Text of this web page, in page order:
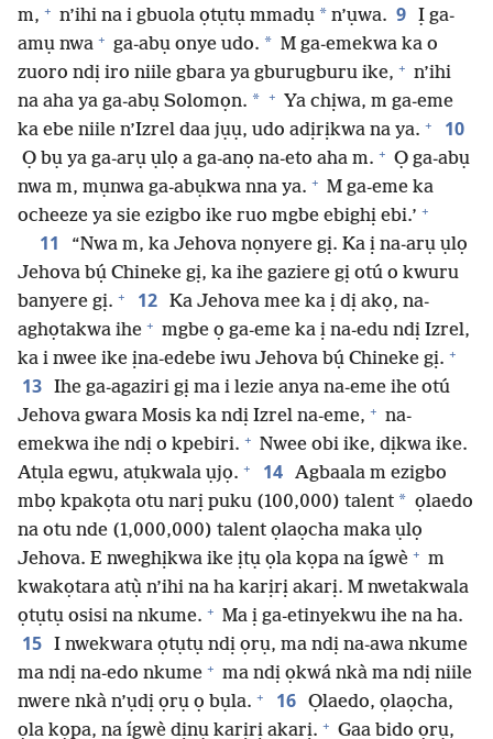
m, + n’ihi na i gbuola ọtụtụ mmadụ * n’ụwa. 9 Ị ga-
amụ nwa + ga-abụ onye udo. * M ga-emekwa ka o
zuoro ndị iro niile gbara ya gburugburu ike, + n’ihi
na aha ya ga-abụ Solomọn. * + Ya chịwa, m ga-eme
ka ebe niile n’Izrel daa jụụ, udo adịrịkwa na ya. + 10
Ọ bụ ya ga-arụ ụlọ a ga-anọ na-eto aha m. + Ọ ga-abụ
nwa m, mụnwa ga-abụkwa nna ya. + M ga-eme ka
ocheeze ya sie ezigbo ike ruo mgbe ebighị ebi.’ +
11
“Nwa m, ka Jehova nọnyere gị. Ka ị na-arụ ụlọ
Jehova bụ́ Chineke gị, ka ihe gaziere gị otú o kwuru
banyere gị. + 12 Ka Jehova mee ka ị dị akọ, na-
aghọtakwa ihe + mgbe ọ ga-eme ka ị na-edu ndị Izrel,
ka i nwee ike ịna-edebe iwu Jehova bụ́ Chineke gị. +
13 Ihe ga-agaziri gị ma i lezie anya na-eme ihe otú
Jehova gwara Mosis ka ndị Izrel na-eme, + na-
emekwa ihe ndị o kpebiri. + Nwee obi ike, dịkwa ike.
Atụla egwu, atụkwala ụjọ. + 14 Agbaala m ezigbo
mbọ kpakọta otu narị puku (100,000) talent * ọlaedo
na otu nde (1,000,000) talent ọlaọcha maka ụlọ
Jehova. E nweghịkwa ike ịtụ ọla kọpa na ígwè + m
kwakọtara atụ̀ n’ihi na ha karịrị akarị. M nwetakwala
ọtụtụ osisi na nkume. + Ma ị ga-etinyekwu ihe na ha.
15 I nwekwara ọtụtụ ndị ọrụ, ma ndị na-awa nkume
ma ndị na-edo nkume + ma ndị ọkwá nkà ma ndị niile
nwere nkà n’ụdị ọrụ ọ bụla. + 16 Ọlaedo, ọlaọcha,
ọla kọpa, na ígwè dịnụ karịrị akarị. + Gaa bido ọrụ,